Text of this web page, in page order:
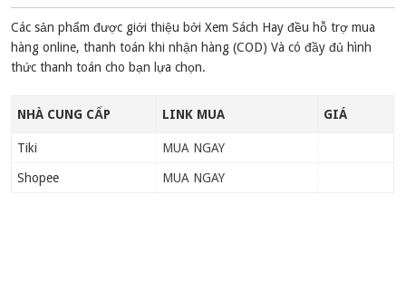
Các sản phẩm được giới thiệu bởi Xem Sách Hay đều hỗ trợ mua
hàng online, thanh toán khi nhận hàng (COD) Và có đầy đủ hình
thức thanh toán cho bạn lựa chọn.
NHÀ CUNG CẤP LINK MUA GIÁ
Tiki MUA NGAY
Shopee MUA NGAY